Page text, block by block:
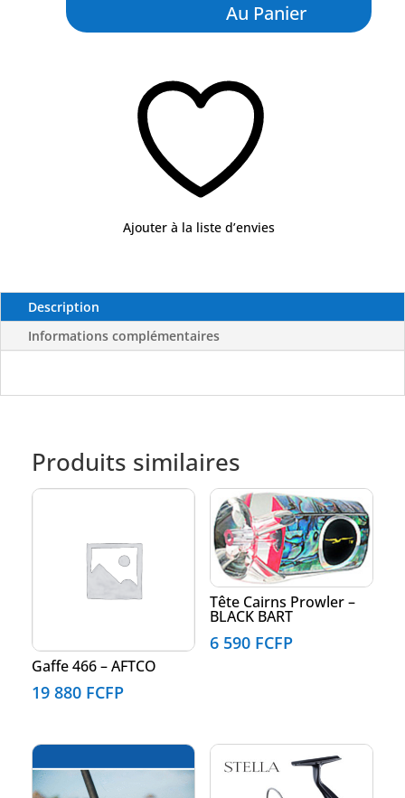
cm
Au Panier
Ajouter à la liste d’envies
Description
Informations complémentaires
Produits similaires
Gaffe 466 – AFTCO
19 880 FCFP
Tête Cairns Prowler –
BLACK BART
6 590 FCFP